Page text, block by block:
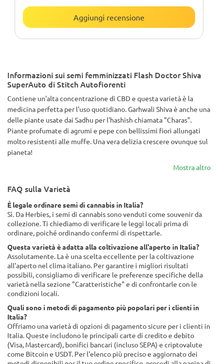
Aggiungi recensione
Informazioni sui semi femminizzati Flash Doctor Shiva
SuperAuto di Stitch Autofiorenti
Contiene un'alta concentrazione di CBD e questa varietà è la
medicina perfetta per l'uso quotidiano. Garhwali Shiva è anche una
delle piante usate dai Sadhu per l'hashish chiamata "Charas".
Piante profumate di agrumi e pepe con bellissimi fiori allungati
molto resistenti alle muffe. Una vera delizia crescere ovunque sul
pianeta!
Mostra altro
FAQ sulla Varietà
È legale ordinare semi di cannabis in Italia?
Sì. Da Herbies, i semi di cannabis sono venduti come souvenir da
collezione. Ti chiediamo di verificare le leggi locali prima di
ordinare, poiché ordinando confermi di rispettarle.
Questa varietà è adatta alla coltivazione all'aperto in Italia?
Assolutamente. La è una scelta eccellente per la coltivazione
all'aperto nel clima italiano. Per garantire i migliori risultati
possibili, consigliamo di verificare le preferenze specifiche della
varietà nella sezione "Caratteristiche" e di confrontarle con le
condizioni locali.
Quali sono i metodi di pagamento più popolari per i clienti in
Italia?
Offriamo una varietà di opzioni di pagamento sicure per i clienti in
Italia. Queste includono le principali carte di credito e debito
(Visa, Mastercard), bonifici bancari (incluso SEPA) e criptovalute
come Bitcoin e USDT. Per l'elenco più preciso e aggiornato dei